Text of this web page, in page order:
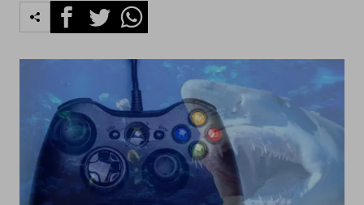
FacebookTwitterWhatsapp